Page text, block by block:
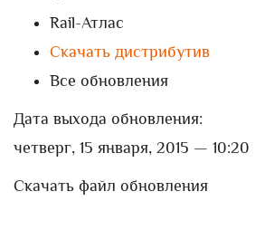
Rail-Атлас
Скачать дистрибутив
Все обновления
Дата выхода обновления:
четверг, 15 января, 2015 — 10:20
Скачать файл обновления